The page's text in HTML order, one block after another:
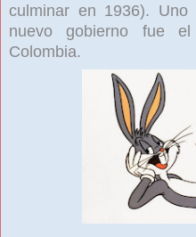
culminar en 1936).
nuevo gobierno fue
Colombia.